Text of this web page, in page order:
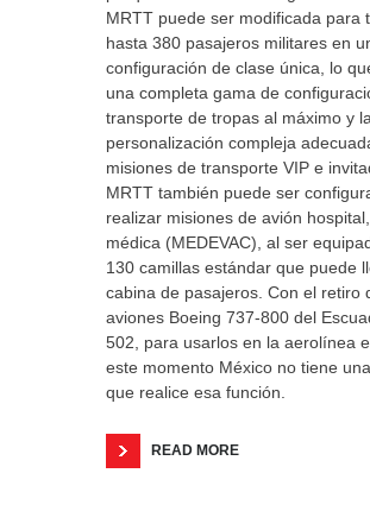
MRTT puede ser modificada para
hasta 380 pasajeros militares en
configuración de clase única, lo
una completa gama de
transporte de tropas al máximo y la
personalización compleja
misiones de transporte VIP e
MRTT también puede ser
realizar misiones de avión hospital,
médica (MEDEVAC), al ser
130 camillas estándar que puede
cabina de pasajeros. Con el retiro
aviones Boeing 737-800 del
502, para usarlos en la aerolínea
este momento México no tiene
que realice esa función.
READ MORE